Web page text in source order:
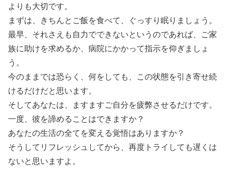
よりも大切です。
まずは、きちんとご飯を食べて、ぐっすり眠りましょう。
最早、それさえも自力でできないというのであれば、ご家
族に助けを求めるか、病院にかかって指示を仰ぎましょ
う。
今のままでは恐らく、何をしても、この状態を引き寄せ続
けるだけだと思います。
そしてあなたは、ますますご自分を疲弊させるだけです。
一度、彼を諦めることはできますか？
あなたの生活の全てを変える覚悟はありますか？
そうしてリフレッシュしてから、再度トライしても遅くは
ないと思いますよ。